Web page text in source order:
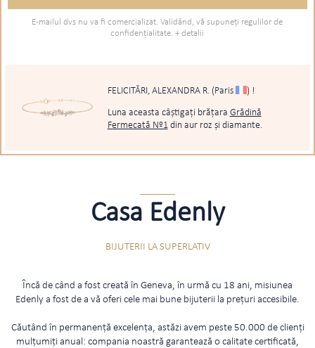
E-mailul dvs nu va fi comercializat. Validând, vă supuneţi regulilor de
confidenţialitate.+ detalii
FELICITĂRI, ALEXANDRA R. (Paris )!
Luna aceasta câștigați brățara Grădină
Fermecată Nº1din aur roz și diamante.
Casa Edenly
BIJUTERII LA SUPERLATIV
Încă de când a fost creată în Geneva, în urmă cu 18 ani, misiunea
Edenly a fost de a vă oferi cele mai bune bijuterii la prețuri accesibile.
Căutând în permanență excelența, astăzi avem peste 50.000 de clienți
mulțumiți anual: compania noastră garantează o calitate certificată,